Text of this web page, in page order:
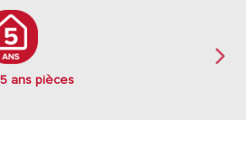
ans pièces